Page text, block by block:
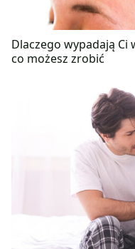
Dlaczego wypadają Ci
co możesz zrobić